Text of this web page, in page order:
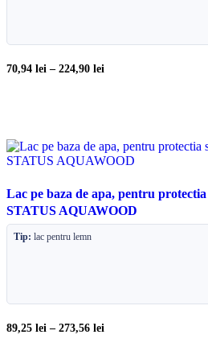
70,94 lei – 224,90 lei
Lac pe baza de apa, pentru
STATUS AQUAWOOD
Tip: lac pentru lemn
89,25 lei – 273,56 lei